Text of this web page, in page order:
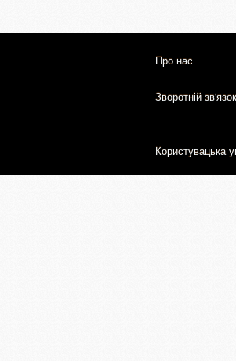
Про нас
Зворотній зв'язок
Користувацька